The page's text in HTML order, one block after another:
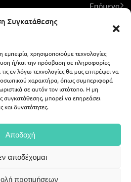
Συγκατάθεσης
χρησιμοποιούμε τεχνολογίες
ή/και την πρόσβαση σε πληροφορίες
εν λόγω τεχνολογίες θα μας επιτρέψει να
χαρακτήρα, όπως συμπεριφορά
σε αυτόν τον ιστότοπο. Η μη
μπορεί να επηρεάσει
και δυνατότητες.
Αποδοχή
αποδέχομαι
προτιμήσεων
Επόμενα
- LIKE A WEDDING
alex.zaf@gmail.com
Web Builders